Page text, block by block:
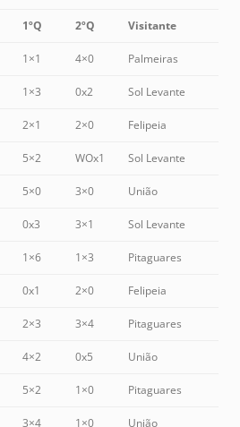
1ºQ 2ºQ Visitante
1×1 4×0 Palmeiras
1×3 0x2 Sol Levante
2×1 2×0 Felipeia
5×2 WOx1 Sol Levante
5×0 3×0 União
0x3 3×1 Sol Levante
1×6 1×3 Pitaguares
0x1 2×0 Felipeia
2×3 3×4 Pitaguares
4×2 0x5 União
5×2 1×0 Pitaguares
3×4 1×0 União